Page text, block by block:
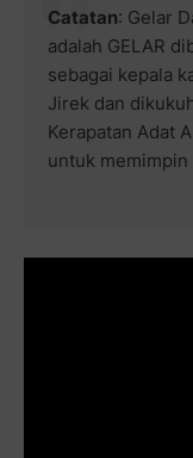
Catatan: Gelar
adalah GELAR
sebagai kepala
Jirek dan
Kerapatan Adat
untuk memimpin